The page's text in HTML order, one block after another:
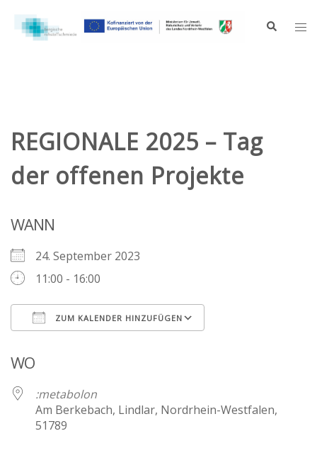
Inhalt
springen
Suche
REGIONALE 2025 – Tag
der offenen Projekte
WANN
24. September 2023
11:00 - 16:00
ZUM KALENDER HINZUFÜGEN
WO
:metabolon
Am Berkebach, Lindlar, Nordrhein-Westfalen,
51789